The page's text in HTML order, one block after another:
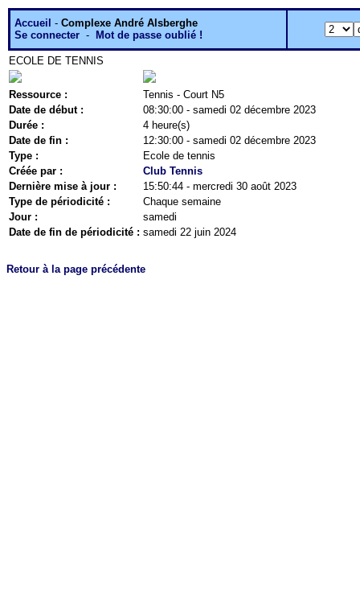
Accueil - Complexe André Alsberghe
Se connecter - Mot de passe oublié !
ECOLE DE TENNIS
Ressource :
Tennis - Court N5
Date de début :
08:30:00 - samedi 02 décembre 2023
Durée :
4 heure(s)
Date de fin :
12:30:00 - samedi 02 décembre 2023
Type :
Ecole de tennis
Créée par :
Club Tennis
Dernière mise à jour :
15:50:44 - mercredi 30 août 2023
Type de périodicité :
Chaque semaine
Jour :
samedi
Date de fin de périodicité : samedi 22 juin 2024
Retour à la page précédente